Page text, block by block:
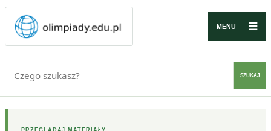
MENU ☰
SZUKAJ